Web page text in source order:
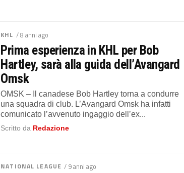
KHL / 8 anni ago
Prima esperienza in KHL per Bob
Hartley, sarà alla guida dell’Avangard
Omsk
OMSK – Il canadese Bob Hartley torna a condurre
una squadra di club. L’Avangard Omsk ha infatti
comunicato l’avvenuto ingaggio dell’ex...
Scritto da Redazione
NATIONAL LEAGUE / 9 anni ago